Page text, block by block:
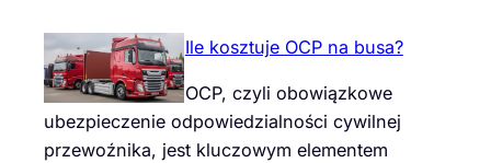
Ile kosztuje OCP na busa?
OCP, czyli obowiązkowe
ubezpieczenie odpowiedzialności cywilnej
przewoźnika, jest kluczowym elementem